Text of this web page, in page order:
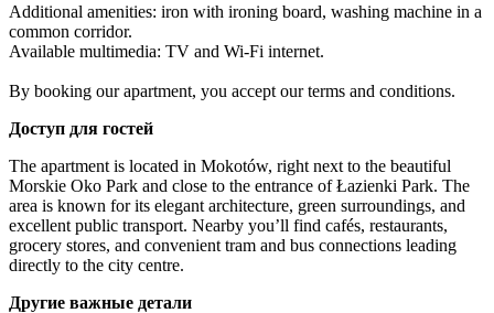
Additional amenities: iron with ironing board, washing machine in a
common corridor.
Available multimedia: TV and Wi-Fi internet.
By booking our apartment, you accept our terms and conditions.
Доступ для гостей
The apartment is located in Mokotów, right next to the beautiful
Morskie Oko Park and close to the entrance of Łazienki Park. The
area is known for its elegant architecture, green surroundings, and
excellent public transport. Nearby you’ll find cafés, restaurants,
grocery stores, and convenient tram and bus connections leading
directly to the city centre.
Другие важные детали